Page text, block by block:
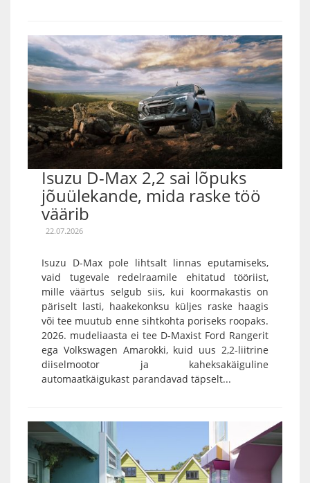
Isuzu D-Max 2,2 sai lõpuks
jõuülekande, mida raske töö
väärib
22.07.2026
Isuzu D-Max pole lihtsalt linnas eputamiseks,
vaid tugevale redelraamile ehitatud tööriist,
mille väärtus selgub siis, kui koormakastis on
päriselt lasti, haakekonksu küljes raske haagis
või tee muutub enne sihtkohta poriseks roopaks.
2026. mudeliaasta ei tee D-Maxist Ford Rangerit
ega Volkswagen Amarokki, kuid uus 2,2-liitrine
diiselmootor ja kaheksakäiguline
automaatkäigukast parandavad täpselt...